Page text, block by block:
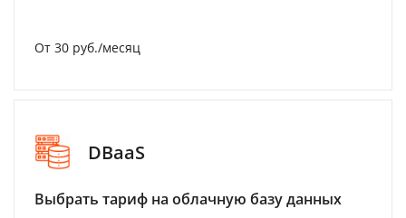
От 30 руб./месяц
DBaaS
Выбрать тариф на облачную базу данных